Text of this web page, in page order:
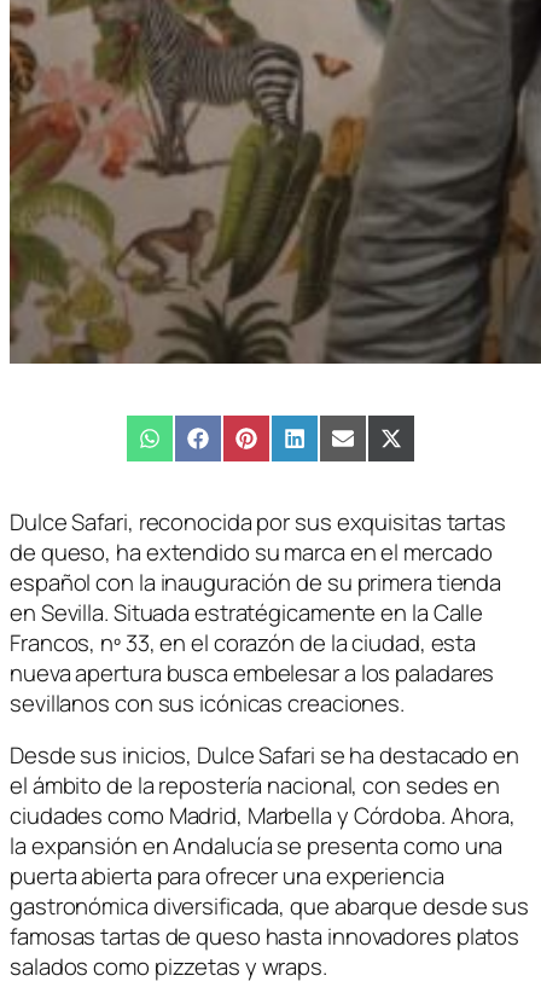
Compartir
en
WhatsAppCompartir
en
FacebookCompartir
en
PinterestCompartir
en
LinkedInCompartir
en
EmailCompartir
en
X
(Twitter)
Dulce Safari, reconocida por sus exquisitas tartas
de queso, ha extendido su marca en el mercado
español con la inauguración de su primera tienda
en Sevilla. Situada estratégicamente en la Calle
Francos, nº 33, en el corazón de la ciudad, esta
nueva apertura busca embelesar a los paladares
sevillanos con sus icónicas creaciones.
Desde sus inicios, Dulce Safari se ha destacado en
el ámbito de la repostería nacional, con sedes en
ciudades como Madrid, Marbella y Córdoba. Ahora,
la expansión en Andalucía se presenta como una
puerta abierta para ofrecer una experiencia
gastronómica diversificada, que abarque desde sus
famosas tartas de queso hasta innovadores platos
salados como pizzetas y wraps.